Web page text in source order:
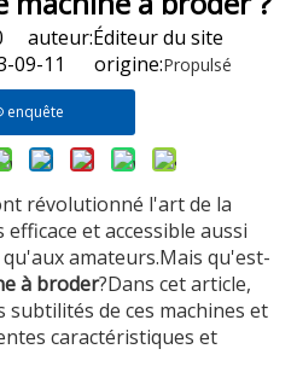
auteur:Éditeur du site
09-11 origine:Propulsé
enquête
révolutionné l'art de la
et accessible aussi
amateurs.Mais qu'est-
à broder?Dans cet article,
de ces machines et
caractéristiques et